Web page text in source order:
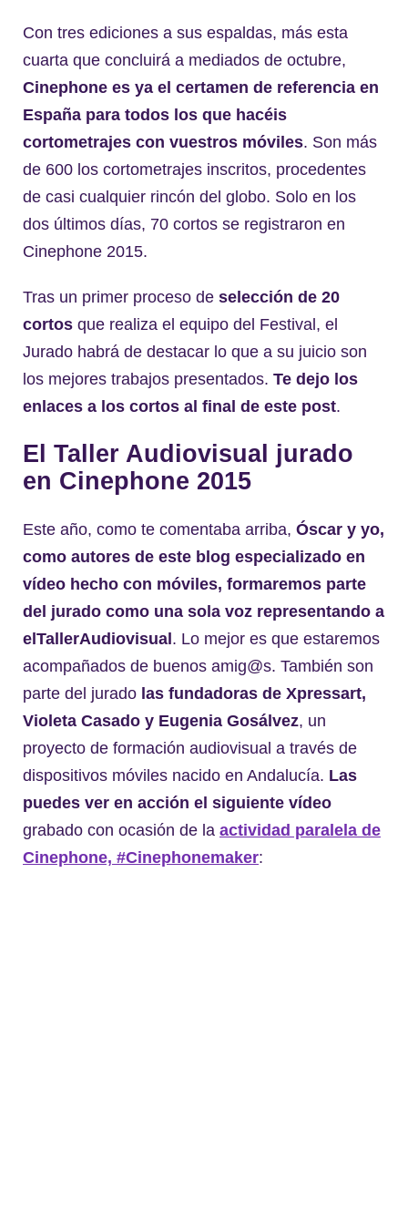
Con tres ediciones a sus espaldas, más esta
cuarta que concluirá a mediados de octubre,
Cinephone es ya el certamen de referencia en
España para todos los que hacéis
cortometrajes con vuestros móviles. Son más
de 600 los cortometrajes inscritos, procedentes
de casi cualquier rincón del globo. Solo en los
dos últimos días, 70 cortos se registraron en
Cinephone 2015.
Tras un primer proceso de selección de 20
cortos que realiza el equipo del Festival, el
Jurado habrá de destacar lo que a su juicio son
los mejores trabajos presentados. Te dejo los
enlaces a los cortos al final de este post.
El Taller Audiovisual jurado
en Cinephone 2015
Este año, como te comentaba arriba, Óscar y yo,
como autores de este blog especializado en
vídeo hecho con móviles, formaremos parte
del jurado como una sola voz representando a
elTallerAudiovisual. Lo mejor es que estaremos
acompañados de buenos amig@s. También son
parte del jurado las fundadoras de Xpressart,
Violeta Casado y Eugenia Gosálvez, un
proyecto de formación audiovisual a través de
dispositivos móviles nacido en Andalucía. Las
puedes ver en acción el siguiente vídeo
grabado con ocasión de la actividad paralela de
Cinephone, #Cinephonemaker: